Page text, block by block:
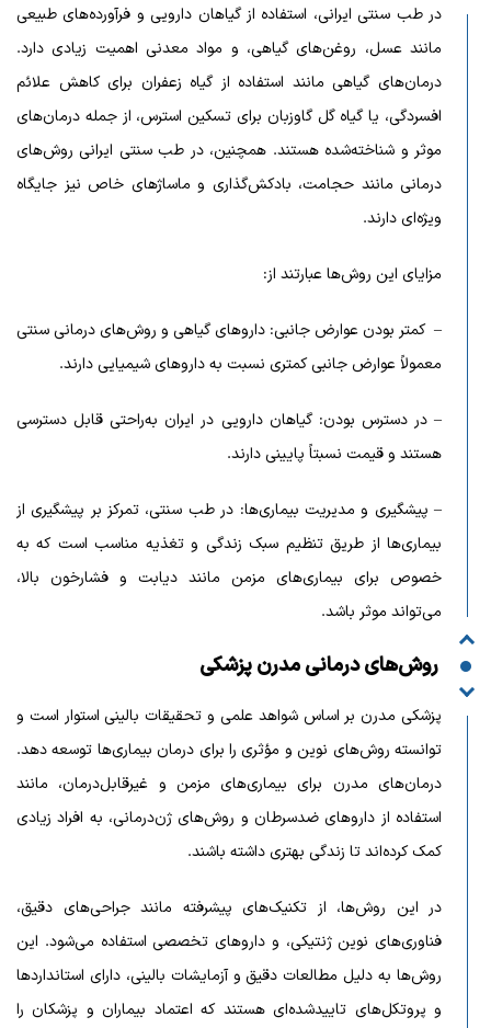
در طب سنتی ایرانی، استفاده از گیاهان دارویی و فرآورده‌های طبیعی
مانند عسل، روغن‌های گیاهی، و مواد معدنی اهمیت زیادی دارد.
درمان‌های گیاهی مانند استفاده از گیاه زعفران برای کاهش علائم
افسردگی، یا گیاه گل گاوزبان برای تسکین استرس، از جمله درمان‌های
موثر و شناخته‌شده هستند. همچنین، در طب سنتی ایرانی روش‌های
درمانی مانند حجامت، بادکش‌گذاری و ماساژهای خاص نیز جایگاه
ویژه‌ای دارند.
مزایای این روش‌ها عبارتند از:
– کمتر بودن عوارض جانبی: داروهای گیاهی و روش‌های درمانی سنتی
معمولاً عوارض جانبی کمتری نسبت به داروهای شیمیایی دارند.
– در دسترس بودن: گیاهان دارویی در ایران به‌راحتی قابل دسترسی
هستند و قیمت نسبتاً پایینی دارند.
– پیشگیری و مدیریت بیماری‌ها: در طب سنتی، تمرکز بر پیشگیری از
بیماری‌ها از طریق تنظیم سبک زندگی و تغذیه مناسب است که به
خصوص برای بیماری‌های مزمن مانند دیابت و فشارخون بالا،
می‌تواند موثر باشد.
روش‌های درمانی مدرن پزشکی
پزشکی مدرن بر اساس شواهد علمی و تحقیقات بالینی استوار است و
توانسته روش‌های نوین و مؤثری را برای درمان بیماری‌ها توسعه دهد.
درمان‌های مدرن برای بیماری‌های مزمن و غیرقابل‌درمان، مانند
استفاده از داروهای ضدسرطان و روش‌های ژن‌درمانی، به افراد زیادی
کمک کرده‌اند تا زندگی بهتری داشته باشند.
در این روش‌ها، از تکنیک‌های پیشرفته مانند جراحی‌های دقیق،
فناوری‌های نوین ژنتیکی، و داروهای تخصصی استفاده می‌شود. این
روش‌ها به دلیل مطالعات دقیق و آزمایشات بالینی، دارای استانداردها
و پروتکل‌های تاییدشده‌ای هستند که اعتماد بیماران و پزشکان را